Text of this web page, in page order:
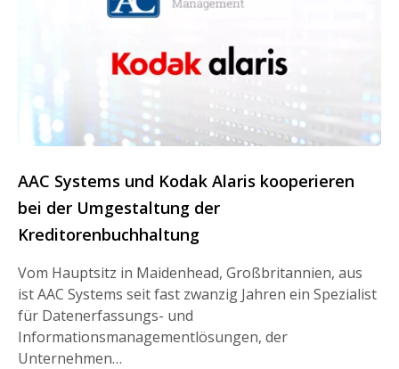
AAC Systems und Kodak Alaris kooperieren
bei der Umgestaltung der
Kreditorenbuchhaltung
Vom Hauptsitz in Maidenhead, Großbritannien, aus
ist AAC Systems seit fast zwanzig Jahren ein Spezialist
für Datenerfassungs- und
Informationsmanagementlösungen, der
Unternehmen…